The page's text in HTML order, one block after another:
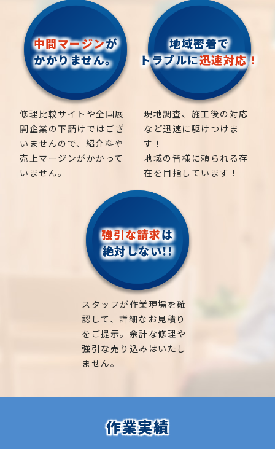
中間マージンが
かかりません。
修理比較サイトや全国展
開企業の下請けではござ
いませんので、紹介料や
売上マージンがかかって
いません。
地域密着で
トラブルに迅速対応！
現地調査、施工後の対応
など迅速に駆けつけま
す！
地域の皆様に頼られる存
在を目指しています！
強引な請求は
絶対しない!!
スタッフが作業現場を確
認して、詳細なお見積り
をご提示。余計な修理や
強引な売り込みはいたし
ません。
作業実績